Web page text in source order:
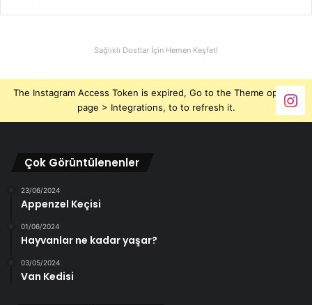
Sağlıklı Dostlar İçin Hemen Keşfet!
The Instagram Access Token is expired, Go to the Theme options
page > Integrations, to to refresh it.
Çok Görüntülenenler
23/06/2024
Appenzel Keçisi
01/06/2024
Hayvanlar ne kadar yaşar?
03/05/2024
Van Kedisi